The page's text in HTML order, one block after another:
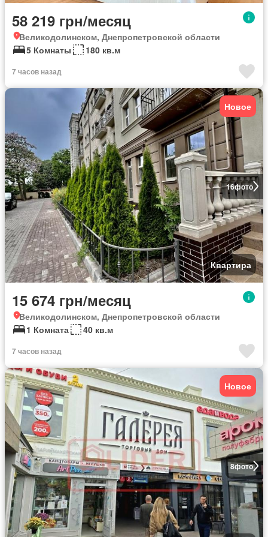
58 219 грн/месяц
Великодолинском, Днепропетровской области
5 Комнаты
180 кв.м
7 часов назад
16фото
Новое
Квартира
15 674 грн/месяц
Великодолинском, Днепропетровской области
1 Комната
40 кв.м
7 часов назад
8фото
Новое